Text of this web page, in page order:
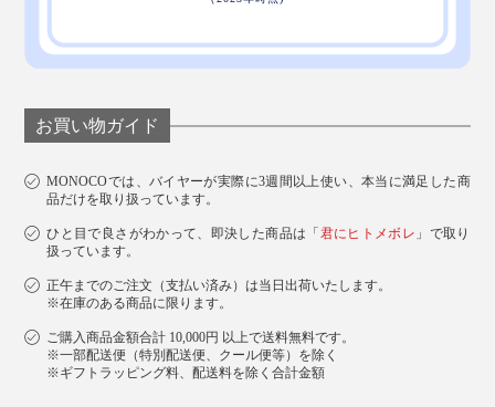
天板に石や植物を飾り、引き出しの中には園芸道具をし
ジになりますよ。
お買い物ガイド
MONOCOでは、バイヤーが実際に3週間以上使い、本当に満足した商
品だけを取り扱っています。
ひと目で良さがわかって、即決した商品は「 君にヒトメボレ 」で取り
扱っています。
正午までのご注文（支払い済み）は当日出荷いたします。
※在庫のある商品に限ります。
ご購入商品金額合計 10,000円 以上で送料無料です。
※一部配送便（特別配送便、クール便等）を除く
※ギフトラッピング料、配送料を除く合計金額